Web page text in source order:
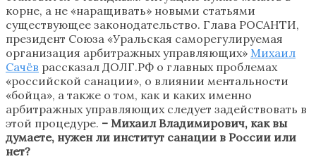
корне, а не «наращивать» новыми статьями
существующее законодательство. Глава РОСАНТИ,
президент Союза «Уральская саморегулируемая
организация арбитражных управляющих» Михаил
Сачёв рассказал ДОЛГ.РФ о главных проблемах
«российской санации», о влиянии ментальности
«бойца», а также о том, как и каких именно
арбитражных управляющих следует задействовать в
этой процедуре. – Михаил Владимирович, как вы
думаете, нужен ли институт санации в России или
нет?